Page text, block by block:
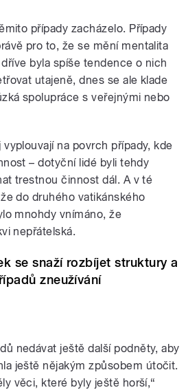
případy zacházelo. Případy
pro to, že se mění mentalita
byla spíše tendence o nich
utajeně, dnes se ale klade
spolupráce s veřejnými nebo
na povrch případy, kde
– dotyční lidé byli tehdy
trestnou činnost dál. A v té
do druhého vatikánského
mnohdy vnímáno, že
nepřátelská.
se snaží rozbíjet struktury a
zneužívání
nedávat ještě další podněty, aby
ještě nějakým způsobem útočit.
věci, které byly ještě horší,“